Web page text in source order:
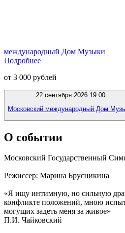
международный Дом Музыки
Подробнее
от 3 000 рублей
22 сентября 2026 19:00
Московский международный Дом
О событии
Московский Государственный
Режиссер: Марина Брусникина
«Я ищу интимную, но сильную
конфликте положений, мною
могущих задеть меня за живое»
П.И. Чайковский